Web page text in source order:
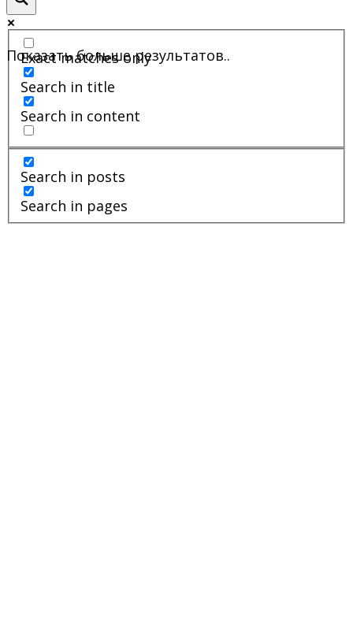
Показать больше результатов..
Exact matches only
Search in title
Search in content
Search in posts
Search in pages